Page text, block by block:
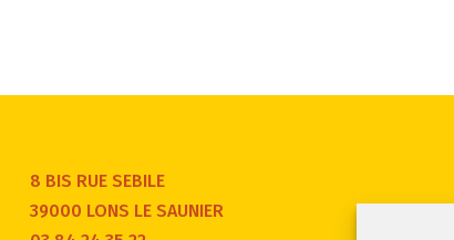
8 BIS RUE SEBILE
39000 LONS LE SAUNIER